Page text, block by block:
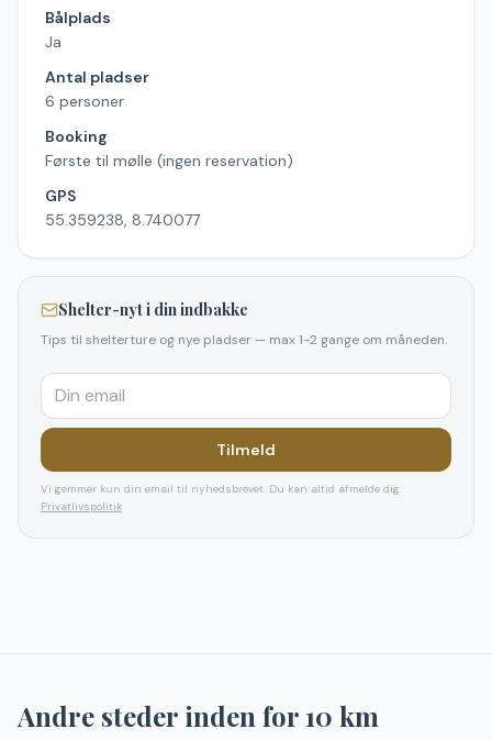
Bålplads
Ja
Antal pladser
6 personer
Booking
Første til mølle (ingen reservation)
GPS
55.359238, 8.740077
Shelter-nyt i din indbakke
Tips til shelterture og nye pladser — max 1-2 gange om måneden.
Tilmeld
Vi gemmer kun din email til nyhedsbrevet. Du kan altid afmelde dig.
Privatlivspolitik
Andre steder inden for10 km